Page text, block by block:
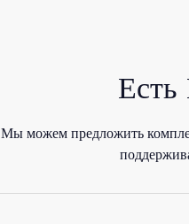
Мы можем предложить